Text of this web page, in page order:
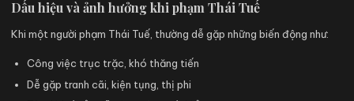
Dấu hiệu và ảnh hưởng khi phạm Thái Tuế
Khi một người phạm Thái Tuế, thường dễ gặp những biến động như:
Công việc trục trặc, khó thăng tiến
Dễ gặp tranh cãi, kiện tụng, thị phi